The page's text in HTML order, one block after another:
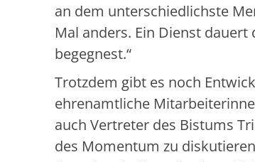
an dem unterschiedlichste
Mal anders. Ein Dienst
begegnest.“
Trotzdem gibt es noch
ehrenamtliche
auch Vertreter des Bistums
des Momentum zu